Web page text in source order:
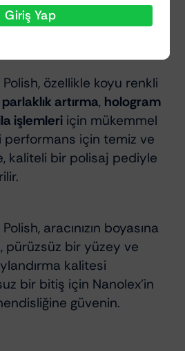
boya tipleriyle
özellikle koyu renkli
parlaklık artırma, hologram
işlemleriiçin mükemmel
performans için temiz ve
kaliteli bir polisaj pediyle
aracınızın boyasına
pürüzsüz bir yüzey ve
kalitesi
bir bitiş için Nanolex’in
güvenin.
Giriş Yap